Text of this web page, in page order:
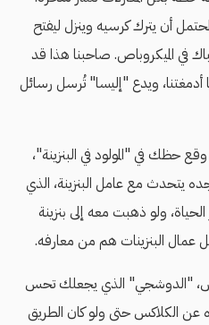
أن يترك كرسيه وينزل ليفتح
في الميكروباص. صاحبنا هذا قد
أدمغتنا، ويدع "إليسا" تُرسل رسائل
حظك في "المولود في البنزينة"،
يتحدث مع عامل البنزينة، الذي
ولو ذهبت معه إلى بنزينة
عمال البنزينات هم من معارفه.
"الدوشجي" الذي يجعلك تحس
عن الكلاكس حتى ولو كان الطريق